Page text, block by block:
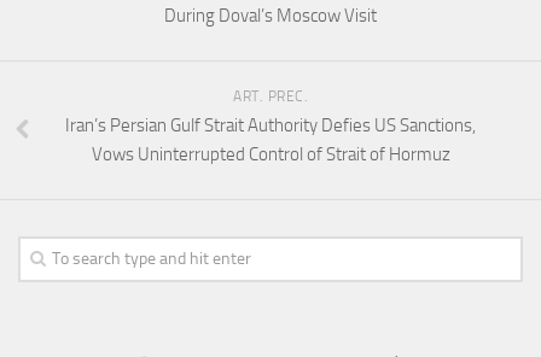
During Doval’s Moscow Visit
ART. PREC.
Iran’s Persian Gulf Strait Authority Defies US Sanctions,
Vows Uninterrupted Control of Strait of Hormuz